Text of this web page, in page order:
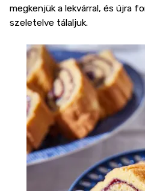
megkenjük a lekvárral, és újra
szeletelve tálaljuk.